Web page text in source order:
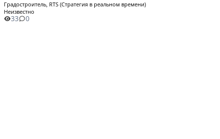
Градостроитель, RTS (Стратегия в реальном времени)
Неизвестно
33 0